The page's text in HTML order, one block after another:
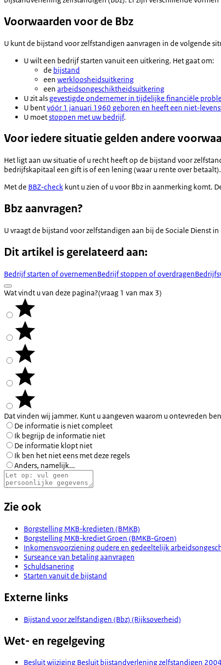
Voorwaarden voor de Bbz
U kunt de bijstand voor zelfstandigen aanvragen in de volgende
U wilt een bedrijf starten vanuit een uitkering. Het gaat om:
de bijstand
een werkloosheidsuitkering
een arbeidsongeschiktheidsuitkering
U zit alsgevestigde ondernemer in tijdelijke financiële
U bentvóór 1 januari 1960 geboren en heeft een niet-
U moetstoppen met uw bedrijf.
Voor iedere situatie gelden andere
Het ligt aan uw situatie of u recht heeft op de bijstand voor
bedrijfskapitaal een gift is of een lening (waar u rente over
Met de BBZ-check kunt u zien of u voor Bbz in aanmerking komt.
Bbz aanvragen?
U vraagt de bijstand voor zelfstandigen aan bij de Sociale Dienst
Dit artikel is gerelateerd aan:
Bedrijf starten of overnemenBedrijf stoppen of overdragen
Wat vindt u van deze pagina?(vraag 1 van max 3)
Dat vinden wij jammer. Kunt u aangeven waarom u ontevreden
De informatie is niet compleet
Ik begrijp de informatie niet
De informatie klopt niet
Ik ben het niet eens met deze regels
Anders, namelijk...
Zie ook
Borgstelling MKB-kredieten (BMKB)
Borgstelling MKB-krediet Groen (BMKB-Groen)
Inkomensvoorziening oudere en gedeeltelijk
Surseance van betaling aanvragen
Schuldsanering
Starten vanuit de bijstand
Externe links
Bijstand voor zelfstandigen (Bbz) (Rijksoverheid)
Wet- en regelgeving
Besluit wijziging Besluit bijstandverlening zelfstandigen